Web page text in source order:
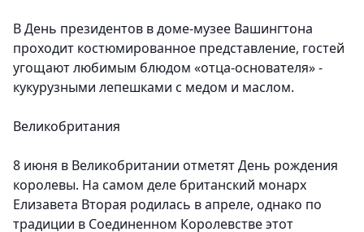
В День президентов в доме-музее Вашингтона
проходит костюмированное представление, гостей
угощают любимым блюдом «отца-основателя» -
кукурузными лепешками с медом и маслом.
Великобритания
8 июня в Великобритании отметят День рождения
королевы. На самом деле британский монарх
Елизавета Вторая родилась в апреле, однако по
традиции в Соединенном Королевстве этот